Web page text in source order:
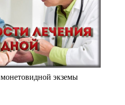
экземы